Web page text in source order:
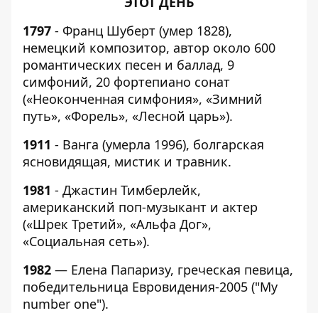
1797 - Франц Шуберт (умер 1828),
немецкий композитор, автор около 600
романтических песен и баллад, 9
симфоний, 20 фортепиано сонат
(«Неоконченная симфония», «Зимний
путь», «Форель», «Лесной царь»).
1911 - Ванга (умерла 1996), болгарская
ясновидящая, мистик и травник.
1981 - Джастин Тимберлейк,
американский поп-музыкант и актер
(«Шрек Третий», «Альфа Дог»,
«Социальная сеть»).
1982 — Елена Папаризу, греческая певица,
победительница Евровидения-2005 ("My
number one").